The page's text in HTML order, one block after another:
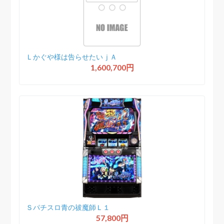
Ｌかぐや様は告らせたいｊＡ
1,600,700円
Ｓパチスロ青の祓魔師Ｌ１
57,800円